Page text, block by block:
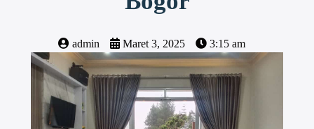
admin Maret 3, 2025 3:15 am